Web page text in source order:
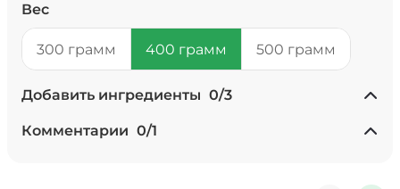
Вес
300 грамм 400 грамм 500 грамм
Добавить ингредиенты 0/3
+ Ананасы консервированные
(20 г)
Комментарии 0/1